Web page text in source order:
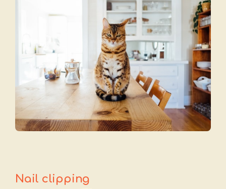
Nail clipping